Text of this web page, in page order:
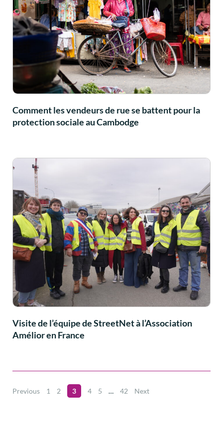
Comment les vendeurs de rue se battent pour la
protection sociale au Cambodge
Visite de l’équipe de StreetNet à l’Association
Amélior en France
Previous 1 2 3 4 5 … 42 Next